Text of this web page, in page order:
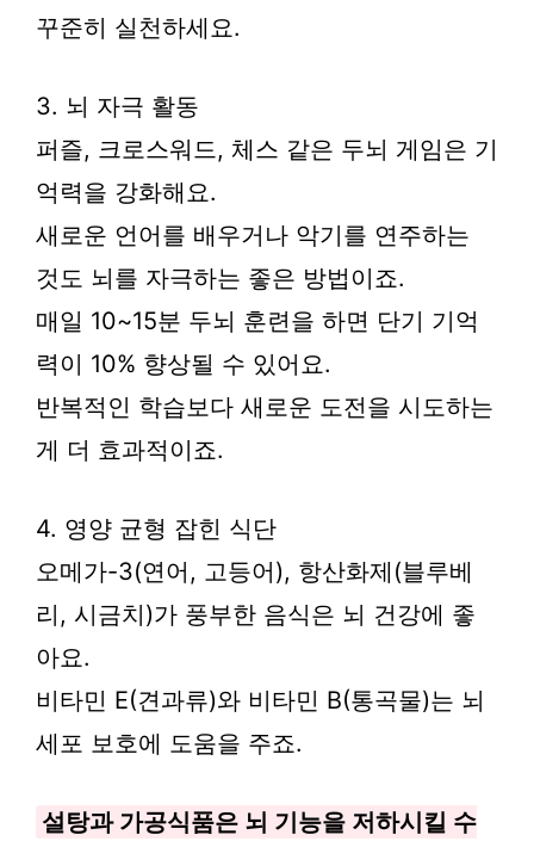
꾸준히 실천하세요.
3. 뇌 자극 활동
퍼즐, 크로스워드, 체스 같은 두뇌 게임은 기
억력을 강화해요.
새로운 언어를 배우거나 악기를 연주하는
것도 뇌를 자극하는 좋은 방법이죠.
매일 10~15분 두뇌 훈련을 하면 단기 기억
력이 10% 향상될 수 있어요.
반복적인 학습보다 새로운 도전을 시도하는
게 더 효과적이죠.
4. 영양 균형 잡힌 식단
오메가-3(연어, 고등어), 항산화제(블루베
리, 시금치)가 풍부한 음식은 뇌 건강에 좋
아요.
비타민 E(견과류)와 비타민 B(통곡물)는 뇌
세포 보호에 도움을 주죠.
설탕과 가공식품은 뇌 기능을 저하시킬 수